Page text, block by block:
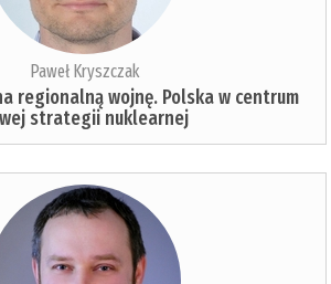
Paweł Kryszczak
regionalną wojnę. Polska w centrum
strategii nuklearnej